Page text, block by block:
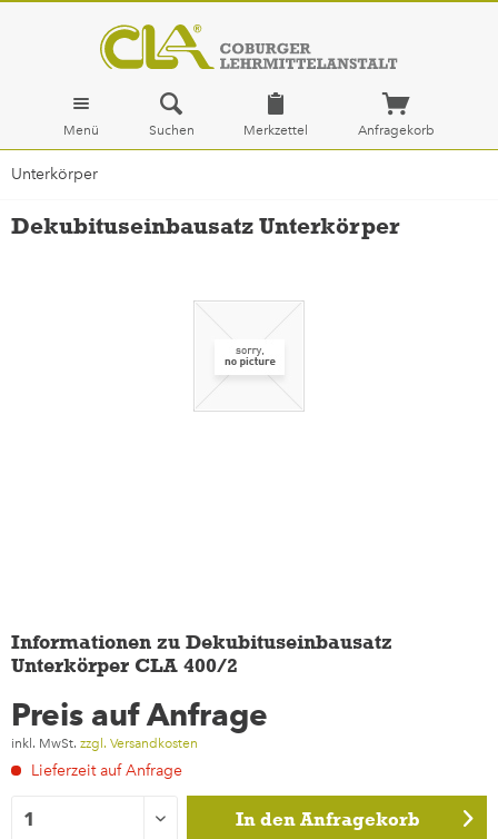
Menü Suchen Merkzettel Anfragekorb
Unterkörper
Dekubituseinbausatz Unterkörper
Informationen zu Dekubituseinbausatz
Unterkörper CLA 400/2
Preis auf Anfrage
inkl. MwSt. zzgl. Versandkosten
Lieferzeit auf Anfrage
In den Anfragekorb